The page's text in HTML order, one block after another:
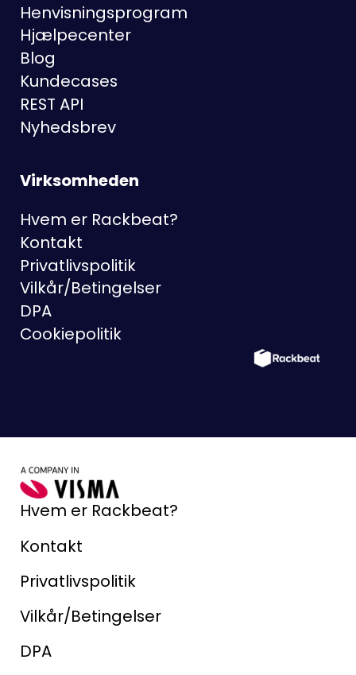
Henvisningsprogram
Hjælpecenter
Blog
Kundecases
REST API
Nyhedsbrev
Virksomheden
Hvem er Rackbeat?
Kontakt
Privatlivspolitik
Vilkår/Betingelser
DPA
Cookiepolitik
Hvem er Rackbeat?
Kontakt
Privatlivspolitik
Vilkår/Betingelser
DPA